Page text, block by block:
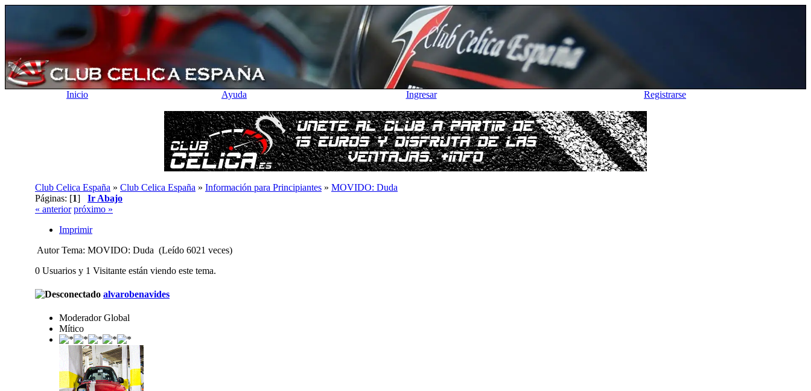
Inicio Ayuda Ingresar Registrarse
Club Celica España » Club Celica España » Información para Principiantes » MOVIDO: Duda
Páginas: [1] Ir Abajo
« anterior próximo »
Imprimir
Autor Tema: MOVIDO: Duda (Leído 6021 veces)
0 Usuarios y 1 Visitante están viendo este tema.
alvarobenavides
Moderador Global
Mítico